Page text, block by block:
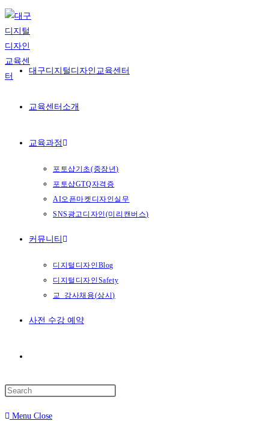
Skip
to
content
대구디지털디자인교육센터
교육센터소개
교육과정
포토샵기초(중장년)
포토샵GTQ자격증
AI오픈마켓디자인실무
SNS광고디자인(미리캔버스)
커뮤니티
디지털디자인Blog
디지털디자인Safety
교_강사채용(상시)
사전 수강 예약
website
Menu Close